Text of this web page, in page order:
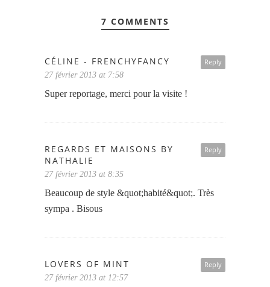
7 COMMENTS
Reply
CÉLINE - FRENCHYFANCY
27 février 2013 at 7:58
Super reportage, merci pour la visite !
Reply
REGARDS ET MAISONS BY
NATHALIE
27 février 2013 at 8:35
Beaucoup de style &quot;habité&quot;. Très
sympa . Bisous
Reply
LOVERS OF MINT
27 février 2013 at 12:57